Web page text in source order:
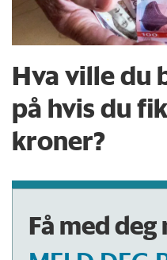
Hva ville du
på hvis du
kroner?
Få med